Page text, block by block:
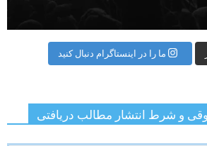
ما را در اینستاگرام دنبال کنید
و شرط انتشار مطالب دریافتی